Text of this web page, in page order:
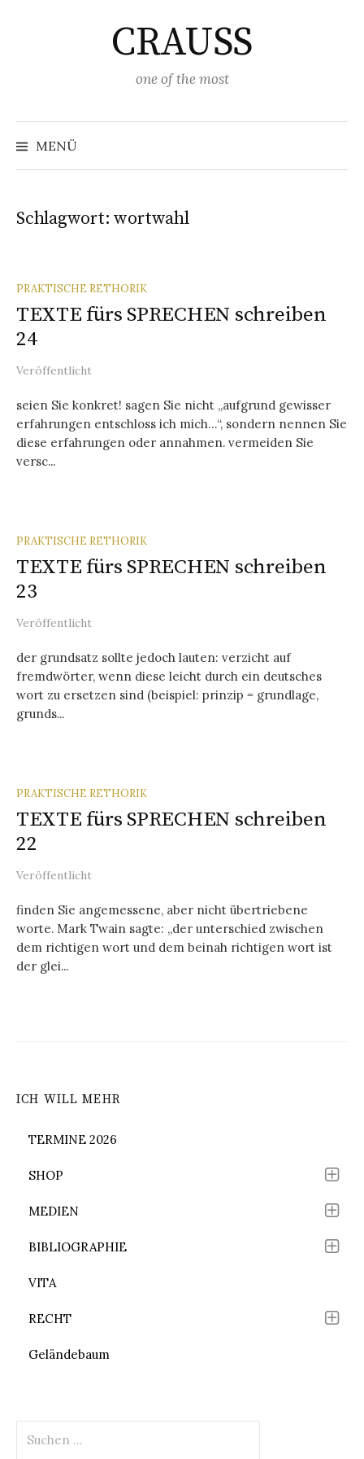
CRAUSS
one of the most
MENÜ
Suchen
Schlagwort:wortwahl
PRAKTISCHE RETHORIK
TEXTE fürs SPRECHEN schreiben
24
Veröffentlicht
seien Sie konkret! sagen Sie nicht „aufgrund gewisser
erfahrungen entschloss ich mich…“, sondern nennen Sie
diese erfahrungen oder annahmen. vermeiden Sie
versc...
PRAKTISCHE RETHORIK
TEXTE fürs SPRECHEN schreiben
23
Veröffentlicht
der grundsatz sollte jedoch lauten: verzicht auf
fremdwörter, wenn diese leicht durch ein deutsches
wort zu ersetzen sind (beispiel: prinzip = grundlage,
grunds...
PRAKTISCHE RETHORIK
TEXTE fürs SPRECHEN schreiben
22
Veröffentlicht
finden Sie angemessene, aber nicht übertriebene
worte. Mark Twain sagte: „der unterschied zwischen
dem richtigen wort und dem beinah richtigen wort ist
der glei...
ICH WILL MEHR
TERMINE 2026
SHOP
MEDIEN
BIBLIOGRAPHIE
VITA
RECHT
Geländebaum
nach: